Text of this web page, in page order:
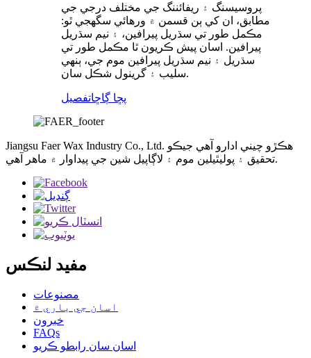
پروسيسنگ ۽ ريفائننگ جي مختلف درجي جي
مطابق، ان کي ٻن قسمن ۾ ورهائي سگھجي ٿو:
مڪمل طور تي سڌريل پيرافين، ۽ نيم سڌريل
پيرافين. اسان پيش ڪريون ٿا مڪمل طور تي
سڌريل ۽ نيم سڌريل پيرافين موم جي، ٻنهي
سليب ۽ گرينول شڪل سان.
پڇا ڳاڇاتفصيل
Jiangsu Faer Wax Industry Co., Ltd. ھڪڙو چيني ادارو آھي جيڪو
تحقيق ۽ پوليٿيلين موم ۽ لاڳاپيل شين جي پيداوار ۾ ماهر آھي.
مفيد لنڪس
مصنوعات
اسان جي باري ۾
خبرون
FAQs
اسان سان رابطو ڪريو